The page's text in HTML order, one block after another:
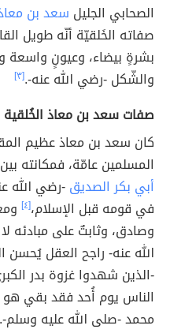
الصحابي الجليل سعد بن
صفاته الخَلقيّة أنّه طويل
بشرةٍ بيضاء، وعيونٍ واسعة
والشّكل -رضي الله عنه-.[٣]
صفات سعد بن معاذ الخُلقية
كان سعد بن معاذ عظيم
المسلمين عامّة، فمكانته
أبي بكر الصديق-رضي الله
في قومه قبل الإسلام،[٤]
وصادق، وثابتٌ على مبادئه
الله عنه- راجح العقل يُحسن
-الذين شهدوا غزوة بدر
الناس يوم أُحد فقد بقي
محمد -صلى الله عليه وسلم-.